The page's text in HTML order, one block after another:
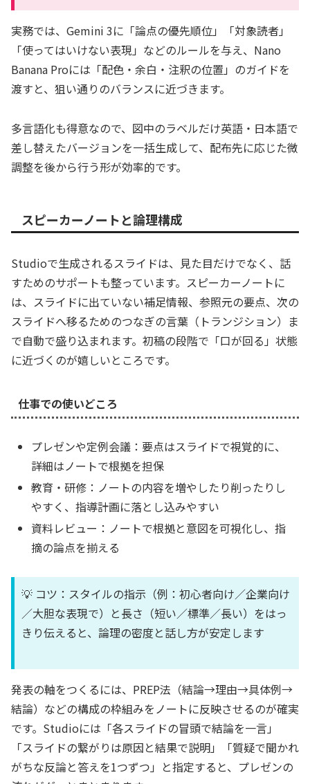
実務では、Gemini 3に「論点の優先順位」「対象読者」
「使ってはいけない表現」などのルールを与え、Nano
Banana Proには「配色・余白・注釈の位置」のガイドを
渡すと、狙い通りのバランスに近づきます。
多言語化も得意なので、図中のラベルだけ英語・日本語で
差し替えたバージョンを一括生成して、配布先に応じた微
調整を後から行う形が効率的です。
スピーカーノートと論理構成
Studioで生成されるスライドは、見た目だけでなく、話
すためのサポートも整っています。スピーカーノートに
は、スライドに出ていない補足情報、参照元の要点、次の
スライドへ移るためのつなぎの言葉（トランジション）ま
で自動で盛り込まれます。初稿の段階で「口が回る」状態
に近づくのが嬉しいところです。
仕事での使いどころ
プレゼンや定例会議：要点はスライドで視覚的に、
詳細はノートで根拠を担保
教育・研修：ノートの内容を増やしたり削ったりし
やすく、指導計画に落とし込みやすい
資料レビュー：ノートで根拠と意図を可視化し、指
摘の論点を揃える
💡 コツ：スタイルの指示（例：初心者向け／企業向け
／大胆な表現で）と長さ（短い／標準／長い）をはっ
きり伝えると、論理の密度と話し方が安定します
発表の軸をつくるには、PREP法（結論→理由→具体例→
結論）などの構成の枠組みをノートに反映させるのが確実
です。Studioには「各スライドの冒頭で結論を一言」
「スライドの繋がりは原因と結果で説明」「質疑で聞かれ
がちな反論と答えを1つずつ」と指定すると、プレゼンの